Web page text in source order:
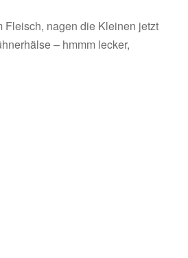
Fleisch, nagen die Kleinen jetzt
– hmmm lecker,